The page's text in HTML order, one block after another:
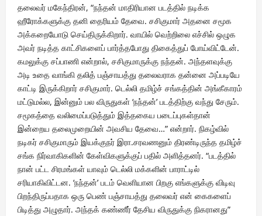
தலைவர் மகேந்திரன், “நந்தன் மாதிரியான படத்தில் நடிக்க
ஹீரோக்களுக்கு தனி தைரியம் தேவை. சசிகுமார் அதனை சமூக
அக்கறையோடு செய்திருக்கிறார். வாயில் வெற்றிலை எச்சில் ஒழுக
அவர் நடித்த காட்சிகளைப் பார்த்தபோது திகைத்துப் போய்விட்டேன்.
கமலுக்கு சப்பாணி என்றால், சசிகுமாருக்கு நந்தன். அந்தளவுக்கு
அடி உதை வாங்கி தலித் பஞ்சாயத்து தலைவராக தன்னை அப்படியே
காட்டி இருக்கிறார் சசிகுமார். டெல்லி தமிழ்ச் சங்கத்தின் அங்கீகாரம்
மட்டுமல்ல, இன்னும் பல விருதுகள் ‘நந்தன்’ படத்திற்கு வந்து சேரும்.
சமூகத்தை வலிமைப்படுத்தும் இத்தகைய படைப்புகள்தான்
இன்றைய தலைமுறையின் அவசிய தேவை…” என்றார். நிகழ்வில்
நடிகர் சசிகுமாரும் இயக்குநர் இரா.சரவணனும் திரண்டிருந்த தமிழ்ச்
சங்க நிர்வாகிகளின் கேள்விகளுக்குப் பதில் அளித்தனர். “படத்தில்
நான் பட்ட சிரமங்கள் யாவும் டெல்லி மக்களின் பாராட்டில்
சரியாகிவிட்டன. ‘நந்தன்’ படம் வெளியான பிறகு எங்களுக்கு விடிவு
பிறந்திருப்பதாக ஒரு பெண் பஞ்சாயத்து தலைவர் என் கைகளைப்
பிடித்து அழுதார். அந்தக் கண்ணீர் தேசிய விருதுக்கு நிகரானது”